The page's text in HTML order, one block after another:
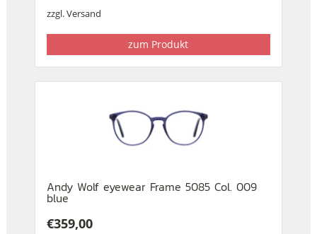
zzgl.Versand
zum Produkt
Andy Wolf eyewear Frame 5085 Col. 009
blue
€359,00